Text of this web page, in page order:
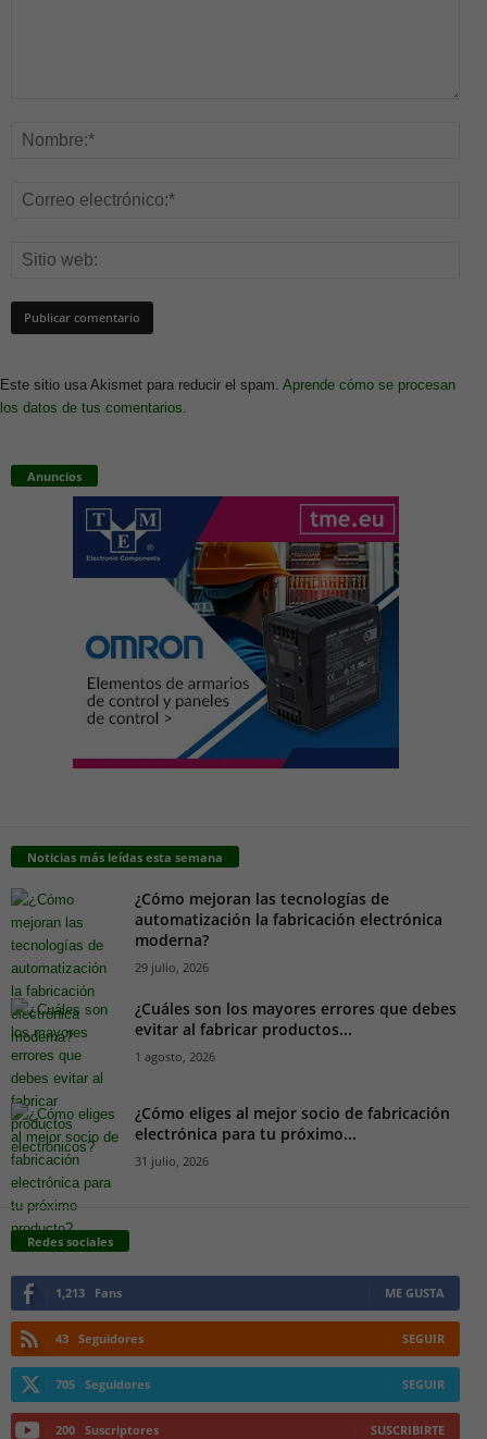
Este sitio usa Akismet para reducir el spam. Aprende cómo se procesan
los datos de tus comentarios.
Anuncios
Noticias más leídas esta semana
¿Cómo mejoran las tecnologías de
automatización la fabricación electrónica
moderna?
29 julio, 2026
¿Cuáles son los mayores errores que debes
evitar al fabricar productos...
1 agosto, 2026
¿Cómo eliges al mejor socio de fabricación
electrónica para tu próximo...
31 julio, 2026
Redes sociales
1,213 Fans ME GUSTA
43 Seguidores SEGUIR
705 Seguidores SEGUIR
200 Suscriptores SUSCRIBIRTE